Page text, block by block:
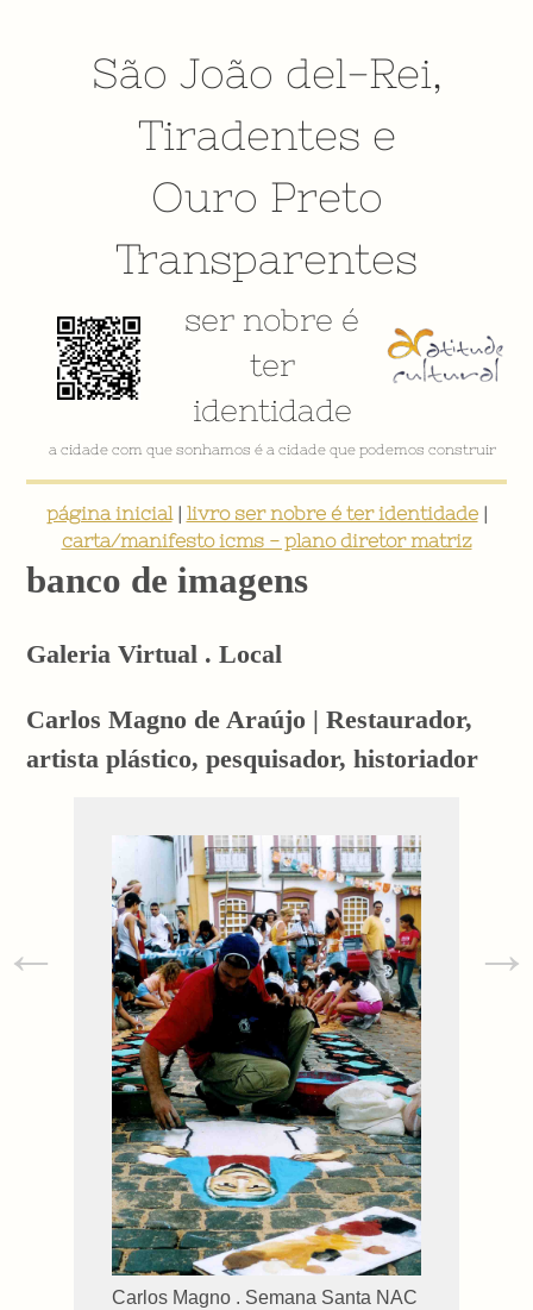
São João del-Rei,
Tiradentes e
Ouro Preto
Transparentes
ser nobre é
ter
identidade
a cidade com que sonhamos é a cidade que podemos construir
página inicial| livro ser nobre é ter identidade|
carta/manifesto icms - plano diretor matriz
banco de imagens
Galeria Virtual . Local
Carlos Magno de Araújo | Restaurador,
artista plástico, pesquisador, historiador
Carlos Magno . Semana Santa NAC
← →